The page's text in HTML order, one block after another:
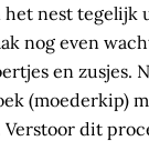
nest tegelijk
nog even
en zusjes.
(moederkip)
Verstoor dit